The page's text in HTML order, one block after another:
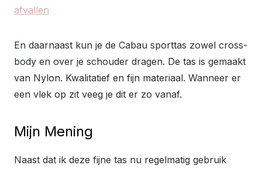
afvallen
En daarnaast kun je de Cabau sporttas zowel cross-
body en over je schouder dragen. De tas is gemaakt
van Nylon. Kwalitatief en fijn materiaal. Wanneer er
een vlek op zit veeg je dit er zo vanaf.
Mijn Mening
Naast dat ik deze fijne tas nu regelmatig gebruik